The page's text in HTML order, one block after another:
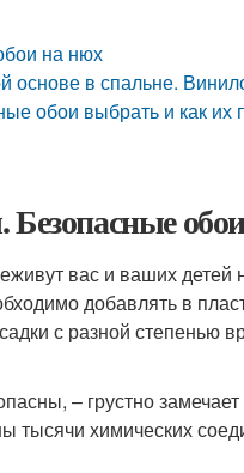
на нюх
основе в спальне.
обои выбрать и как их
Безопасные
вас и ваших детей
добавлять в
с разной степенью
– грустно замечает
тысячи химических